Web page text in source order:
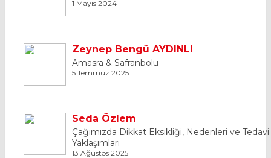
1 Mayıs 2024
Zeynep Bengü AYDINLI
Amasra & Safranbolu
5 Temmuz 2025
Seda Özlem
Çağımızda Dikkat Eksikliği, Nedenleri ve Tedavi
Yaklaşımları
13 Ağustos 2025